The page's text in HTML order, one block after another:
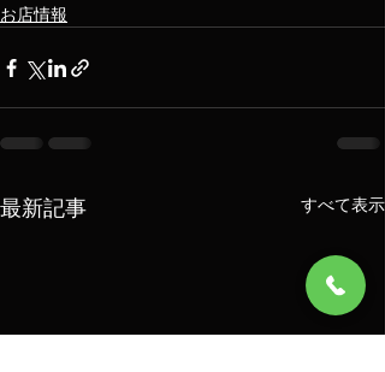
お店情報
最新記事 すべて表示